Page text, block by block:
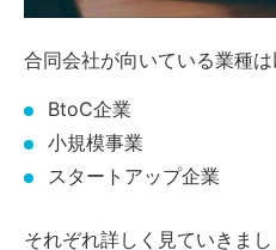
合同会社が向いている業種は
BtoC企業
小規模事業
スタートアップ企業
それぞれ詳しく見ていきまし